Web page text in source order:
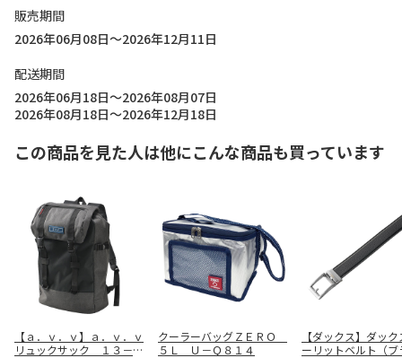
販売期間
2026年06月08日～2026年12月11日
配送期間
2026年06月18日～2026年08月07日
2026年08月18日～2026年12月18日
この商品を見た人は他にこんな商品も買っています
【ａ．ｖ．ｖ】ａ．ｖ．ｖ
リュックサック １３－６
クーラーバッグＺＥＲＯ
５Ｌ Ｕ－Ｑ８１４
【ダックス】ダッ
ーリットベルト（ブ